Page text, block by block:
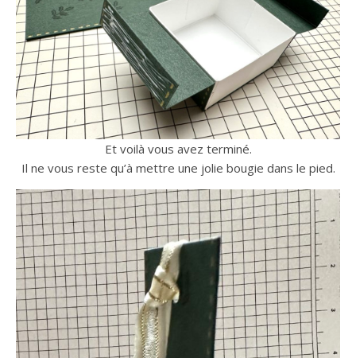
Et voilà vous avez terminé.
Il ne vous reste qu’à mettre une jolie bougie dans le pied.